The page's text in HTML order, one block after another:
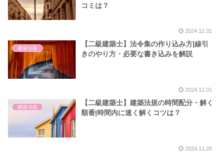
コミは？
2024.12.31
建築法規
【二級建築士】法令集の作り込み方|線引
きのやり方・必要な書き込みを解説
2024.12.01
建築法規
【二級建築士】建築法規の時間配分・解く
順番|時間内に速く解くコツは？
2024.11.26